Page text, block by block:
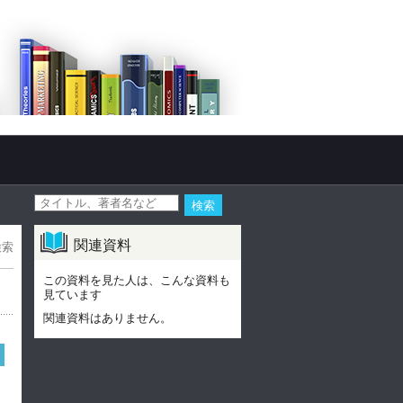
関連資料
この資料を見た人は、こんな資料も
見ています
関連資料はありません。